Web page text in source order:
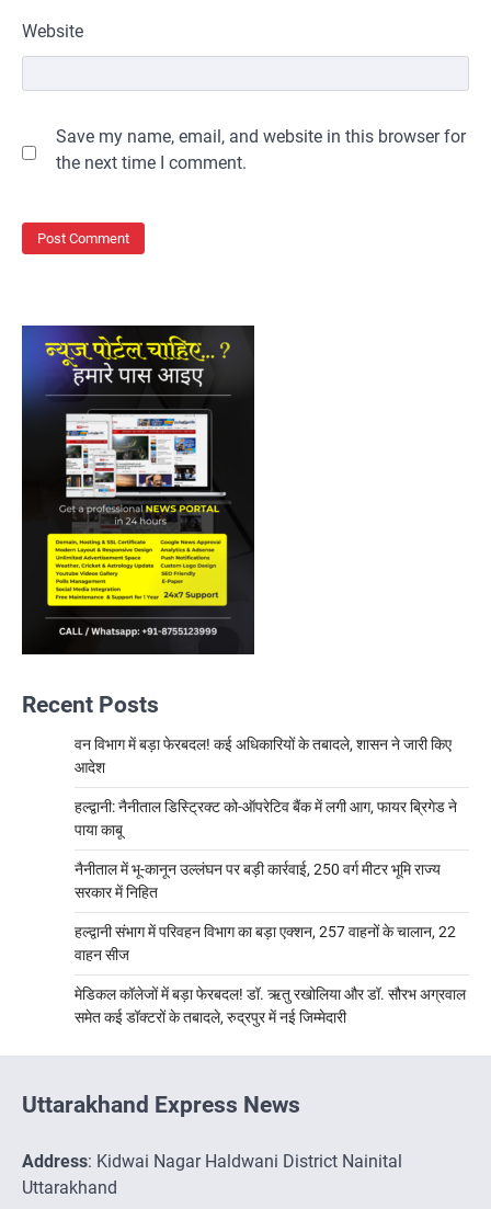
Website
Save my name, email, and website in this browser for
the next time I comment.
Recent Posts
वन विभाग में बड़ा फेरबदल! कई अधिकारियों के तबादले, शासन ने जारी किए
आदेश
हल्द्वानी: नैनीताल डिस्ट्रिक्ट को-ऑपरेटिव बैंक में लगी आग, फायर ब्रिगेड ने
पाया काबू
नैनीताल में भू-कानून उल्लंघन पर बड़ी कार्रवाई, 250 वर्ग मीटर भूमि राज्य
सरकार में निहित
हल्द्वानी संभाग में परिवहन विभाग का बड़ा एक्शन, 257 वाहनों के चालान, 22
वाहन सीज
मेडिकल कॉलेजों में बड़ा फेरबदल! डॉ. ऋतु रखोलिया और डॉ. सौरभ अग्रवाल
समेत कई डॉक्टरों के तबादले, रुद्रपुर में नई जिम्मेदारी
Uttarakhand Express News
Address: Kidwai Nagar Haldwani District Nainital
Uttarakhand